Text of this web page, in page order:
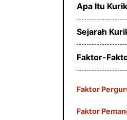
Apa Itu
Sejarah
Faktor-
Faktor
Faktor